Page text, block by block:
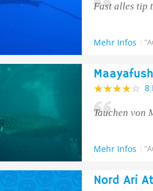
Fast alles tip
Mehr Infos
8
Tauchen von
Mehr Infos
Nord Ari